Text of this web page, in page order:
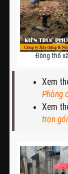
Động thổ
Xem
Phòng
Xem
trọn